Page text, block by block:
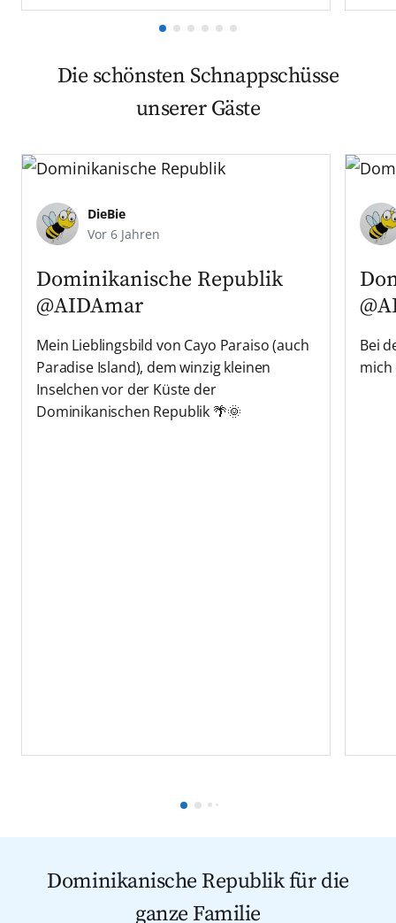
Die schönsten Schnappschüsse
unserer Gäste
DieBie
Vor 6 Jahren
Dominikanische Republik
@AIDAmar
Mein Lieblingsbild von Cayo Paraiso (auch
Paradise Island), dem winzig kleinen
Inselchen vor der Küste der
Dominikanischen Republik 🌴🌞
Bei
mich
Dominikanische Republik für die
ganze Familie